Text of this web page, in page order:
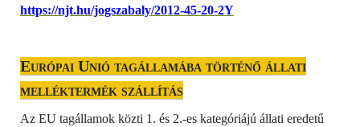
https://njt.hu/jogszabaly/2012-45-20-2Y
Európai Unió tagállamába történő állati
melléktermék szállítás
Az EU tagállamok közti 1. és 2.-es kategóriájú állati eredetű